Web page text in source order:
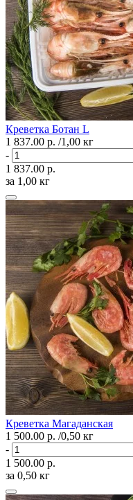
Креветка Ботан L
1 837.00 р. /1,00 кг
-
1 837.00 р.
за 1,00 кг
Креветка Магаданская
1 500.00 р. /0,50 кг
-
1 500.00 р.
за 0,50 кг